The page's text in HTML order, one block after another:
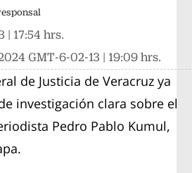
| 17:54 hrs.
GMT-6-02-13 | 19:09 hrs.
de Justicia de Veracruz ya
investigación clara sobre el
Pedro Pablo Kumul,